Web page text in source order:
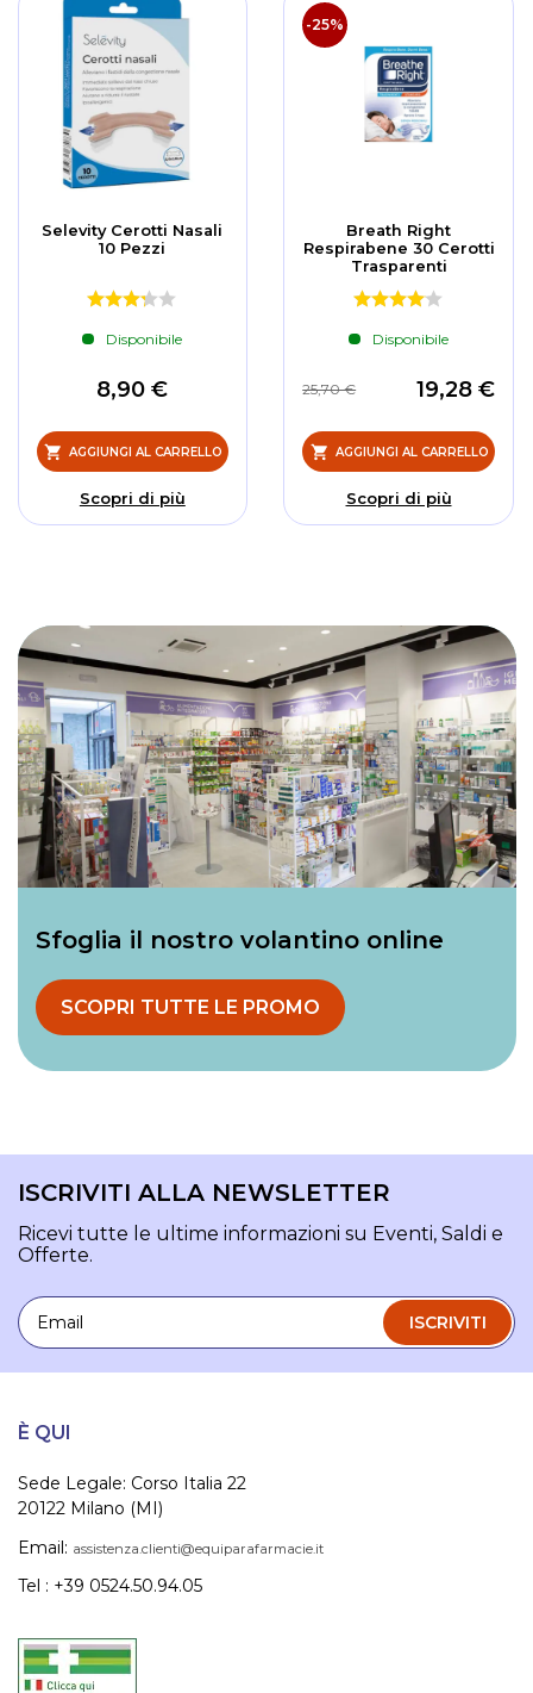
Selevity Cerotti Nasali
10 Pezzi
Disponibile
8,90 €
AGGIUNGI AL CARRELLO
Scopri di più
-25%
Breath Right
Respirabene 30 Cerotti
Trasparenti
Disponibile
19,28 €
25,70 €
AGGIUNGI AL CARRELLO
Scopri di più
Sfoglia il nostro volantino online
SCOPRI TUTTE LE PROMO
ISCRIVITI ALLA NEWSLETTER
Ricevi tutte le ultime informazioni su Eventi, Saldi e
Offerte.
Email
ISCRIVITI
È QUI
Sede Legale: Corso Italia 22
20122 Milano (MI)
Email: assistenza.clienti@equiparafarmacie.it
Tel : +39 0524.50.94.05